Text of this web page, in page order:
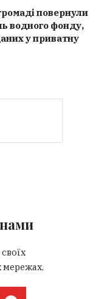
повернули
водного фонду,
у приватну
мережах.